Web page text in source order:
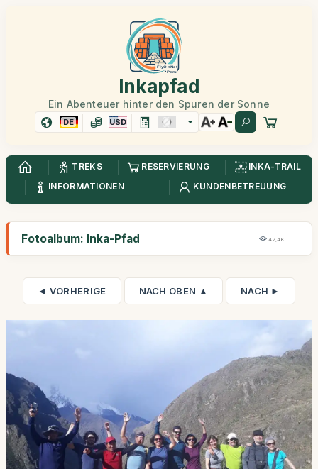
Inkapfad
Ein Abenteuer hinter den Spuren der Sonne
DE USD
TREKS RESERVIERUNG
INKA-TRAIL
INFORMATIONEN
KUNDENBETREUUNG
Fotoalbum: Inka-Pfad 42,4K
◄ VORHERIGE NACH OBEN ▲ NACH ►